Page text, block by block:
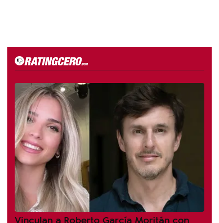
Vinculan a Roberto García Moritán con